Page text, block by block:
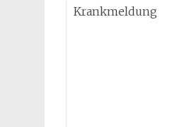
Krankmeldung